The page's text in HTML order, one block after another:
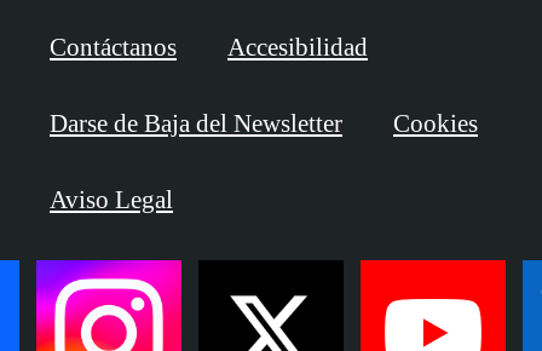
Contáctanos Accesibilidad
Darse de Baja del Newsletter Cookies
Aviso Legal